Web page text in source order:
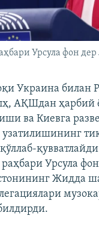
Урсула фон
Украина билан
АҚШдан ҳарбий
ва Киевга
узатилишининг
Урсула
Жидда